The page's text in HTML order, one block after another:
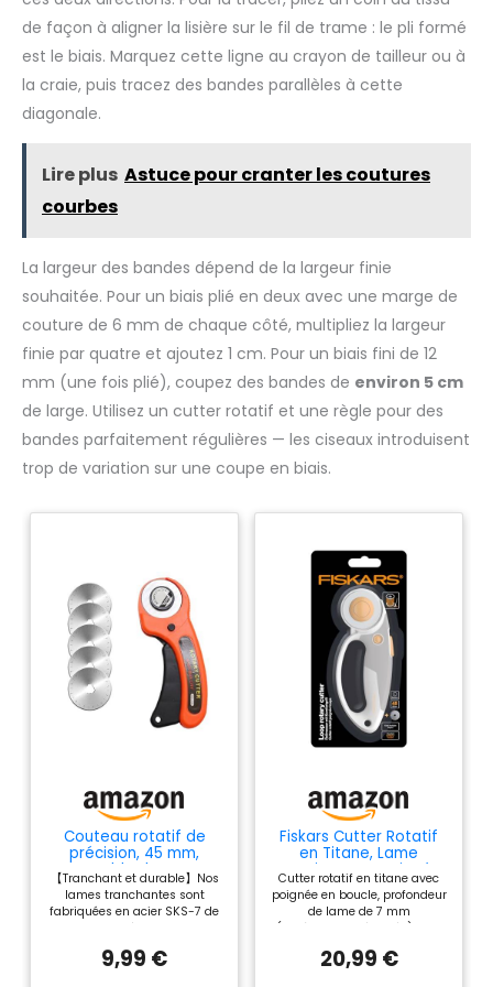
de façon à aligner la lisière sur le fil de trame : le pli formé
est le biais. Marquez cette ligne au crayon de tailleur ou à
la craie, puis tracez des bandes parallèles à cette
diagonale.
Lire plus Astuce pour cranter les coutures
courbes
La largeur des bandes dépend de la largeur finie
souhaitée. Pour un biais plié en deux avec une marge de
couture de 6 mm de chaque côté, multipliez la largeur
finie par quatre et ajoutez 1 cm. Pour un biais fini de 12
mm (une fois plié), coupez des bandes de environ 5 cm
de large. Utilisez un cutter rotatif et une règle pour des
bandes parfaitement régulières — les ciseaux introduisent
trop de variation sur une coupe en biais.
Couteau rotatif de
précision, 45 mm,
ensemble de cutter
rotatif, couteau rotatif
professionnel avec 5
lames de rechange,
pour travaux de
surpiqûre, tissu, cuir,
【Tranchant et durable】Nos
lames tranchantes sont
fabriquées en acier SKS-7 de
haute qualité, capables de
de papier simultanément. ce
9,99 €
Fiskars Cutter Rotatif
en Titane, Lame
rotative avec Poignée
en boucle
Cutter rotatif en titane avec
poignée en boucle, profondeur
de lame de 7 mm
(entièrement déployée) pour
de tissu, de feutre, de PVC et
20,99 €